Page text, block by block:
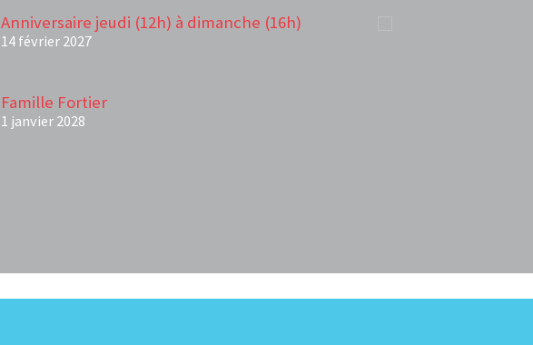
Anniversaire jeudi (12h) à dimanche (16h)
14 février 2027
Famille Fortier
1 janvier 2028